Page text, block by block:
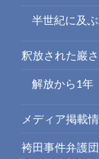
半世紀に及
釈放された巖
解放から1年
メディア掲載
袴田事件弁護